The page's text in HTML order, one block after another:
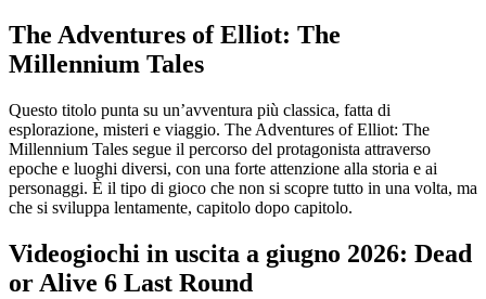
The Adventures of Elliot: The
Millennium Tales
Questo titolo punta su un’avventura più classica, fatta di
esplorazione, misteri e viaggio. The Adventures of Elliot: The
Millennium Tales segue il percorso del protagonista attraverso
epoche e luoghi diversi, con una forte attenzione alla storia e ai
personaggi. È il tipo di gioco che non si scopre tutto in una volta, ma
che si sviluppa lentamente, capitolo dopo capitolo.
Videogiochi in uscita a giugno 2026: Dead
or Alive 6 Last Round